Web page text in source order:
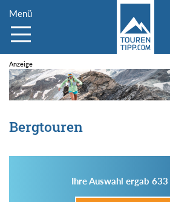
Menü
Bergtouren
Ihre Auswahl ergab